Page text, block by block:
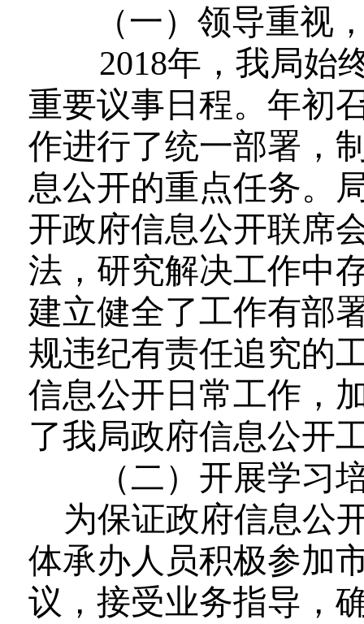
（一）领导重视
2018年，我局始
重要议事日程。年初
作进行了统一部署，
息公开的重点任务。
开政府信息公开联席
法，研究解决工作中
建立健全了工作有部
规违纪有责任追究的
信息公开日常工作，
了我局政府信息公开
（二）开展学习
为保证政府信息公
体承办人员积极参加
议，接受业务指导，